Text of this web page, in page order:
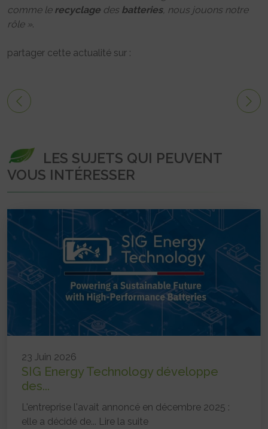
comme le recyclage des batteries, nous jouons notre
rôle ».
partager cette actualité sur :
LES SUJETS QUI PEUVENT
VOUS INTÉRESSER
23 Juin 2026
SIG Energy Technology développe
des...
L'entreprise l'avait annoncé en décembre 2025 :
elle a décidé de... Lire la suite